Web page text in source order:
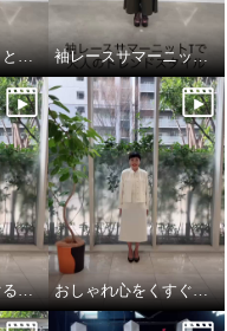
かぎ針編みニットとデニムを大人仕様にアップデート 袖レースサマーニットTとエレガントカーゴで大人のトレンドスタイル
おしゃれ心くすぐるオケージョンスタイル おしゃれ心をくすぐるオケージョンスタイル